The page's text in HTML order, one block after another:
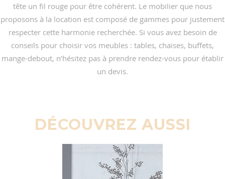
tête un fil rouge pour être cohérent. Le mobilier que nous
proposons à la location est composé de gammes pour justement
respecter cette harmonie recherchée. Si vous avez besoin de
conseils pour choisir vos meubles : tables, chaises, buffets,
mange-debout, n’hésitez pas à prendre rendez-vous pour établir
un devis.
DÉCOUVREZ AUSSI